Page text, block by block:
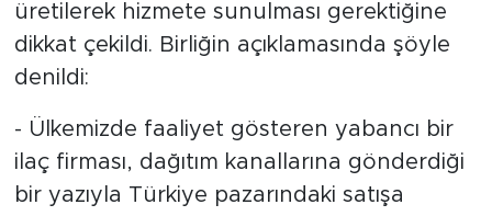
üretilerek hizmete sunulması gerektiğine
dikkat çekildi. Birliğin açıklamasında şöyle
denildi:
- Ülkemizde faaliyet gösteren yabancı bir
ilaç firması, dağıtım kanallarına gönderdiği
bir yazıyla Türkiye pazarındaki satışa